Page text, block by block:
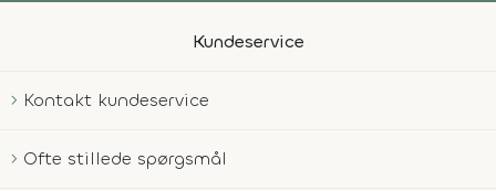
Kundeservice
Kontakt kundeservice
Ofte stillede spørgsmål